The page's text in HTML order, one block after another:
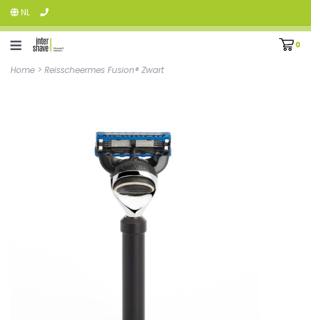
NL
0
Home > Reisscheermes Fusion® Zwart